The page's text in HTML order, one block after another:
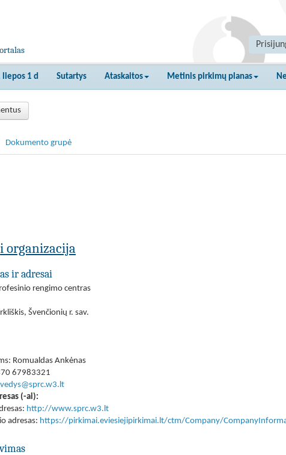
liepos 1 d Sutartys Ataskaitos Metinis pirkimų planas
Dokumento grupė
organizacija
ir adresai
rengimo centras
Švenčionių r. sav.
Romualdas Ankėnas
67983321
(-ai):
http://www.sprc.w3.lt
adresas: https://pirkimai.eviesiejipirkimai.lt/ctm/Company/